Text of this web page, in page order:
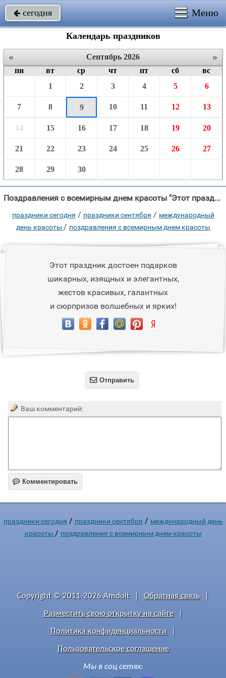
 сегодня Меню
Календарь праздников
« »
Сентябрь 2026
пн
вт ср чт пт сб
вс
1
2 3 4 5 6
7 8 9 10 11 12 13
14 15 16 17 18 19 20
21 22 23 24 25 26 27
28 29 30
Поздравления с всемирным днем красоты "Этот праздник достоен подарков шикарных, изящных и элегантных, жестов красивых,"
праздники сегодня / праздники сентября / международный
день красоты / поздравления с всемирным днем красоты
Этот праздник достоен подарков
шикарных, изящных и элегантных,
жестов красивых, галантных
и сюрпризов волшебных и ярких!
 Отправить
Ваш комментарий:
 Комментировать
праздники сегодня / праздники сентября / международный день
красоты / поздравления с всемирным днем красоты
Copyright © 2011-2026 Amdoit Обратная связь
Разместить свою открытку на сайте
Политика конфиденциальности
Пользовательское соглашение
Мы в соц сетях: